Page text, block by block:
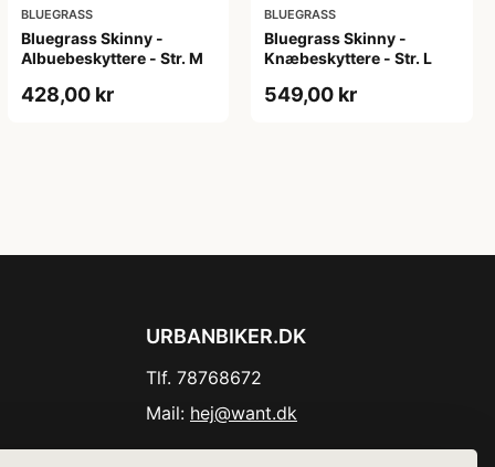
BLUEGRASS
Bluegrass Skinny -
Albuebeskyttere - Str. M
428,00 kr
BLUEGRASS
Bluegrass Skinny -
Knæbeskyttere - Str. L
549,00 kr
URBANBIKER.DK
Tlf. 78768672
Mail: hej@want.dk